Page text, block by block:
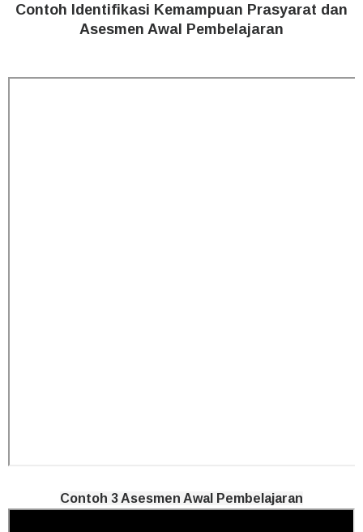
Contoh Identifikasi Kemampuan Prasyarat dan
Asesmen Awal Pembelajaran
Contoh 3 Asesmen Awal Pembelajaran